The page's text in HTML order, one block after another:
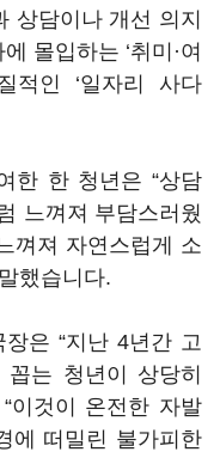
상담이나 개선 의지
몰입하는 ‘취미·여
적인 ‘일자리 사다
한 한 청년은 “상담
느껴져 부담스러웠
껴져 자연스럽게 소
했습니다.
은 “지난 4년간 고
꼽는 청년이 상당히
이것이 온전한 자발
에 떠밀린 불가피한